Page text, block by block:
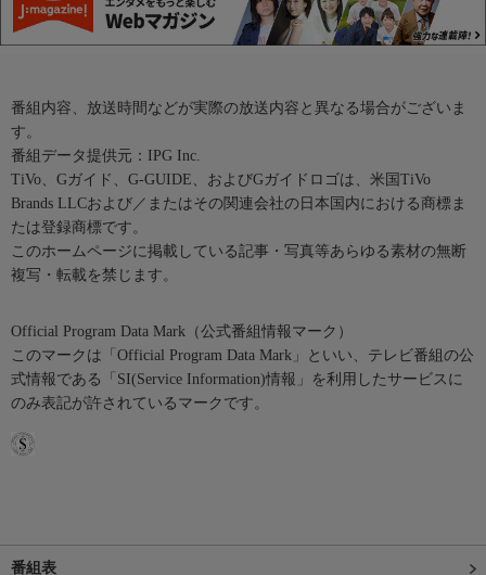
番組内容、放送時間などが実際の放送内容と異なる場合がございま
す。
番組データ提供元：IPG Inc.
TiVo、Gガイド、G-GUIDE、およびGガイドロゴは、米国TiVo
Brands LLCおよび／またはその関連会社の日本国内における商標ま
たは登録商標です。
このホームページに掲載している記事・写真等あらゆる素材の無断
複写・転載を禁じます。
Official Program Data Mark（公式番組情報マーク）
このマークは「Official Program Data Mark」といい、テレビ番組の公
式情報である「SI(Service Information)情報」を利用したサービスに
のみ表記が許されているマークです。
番組表